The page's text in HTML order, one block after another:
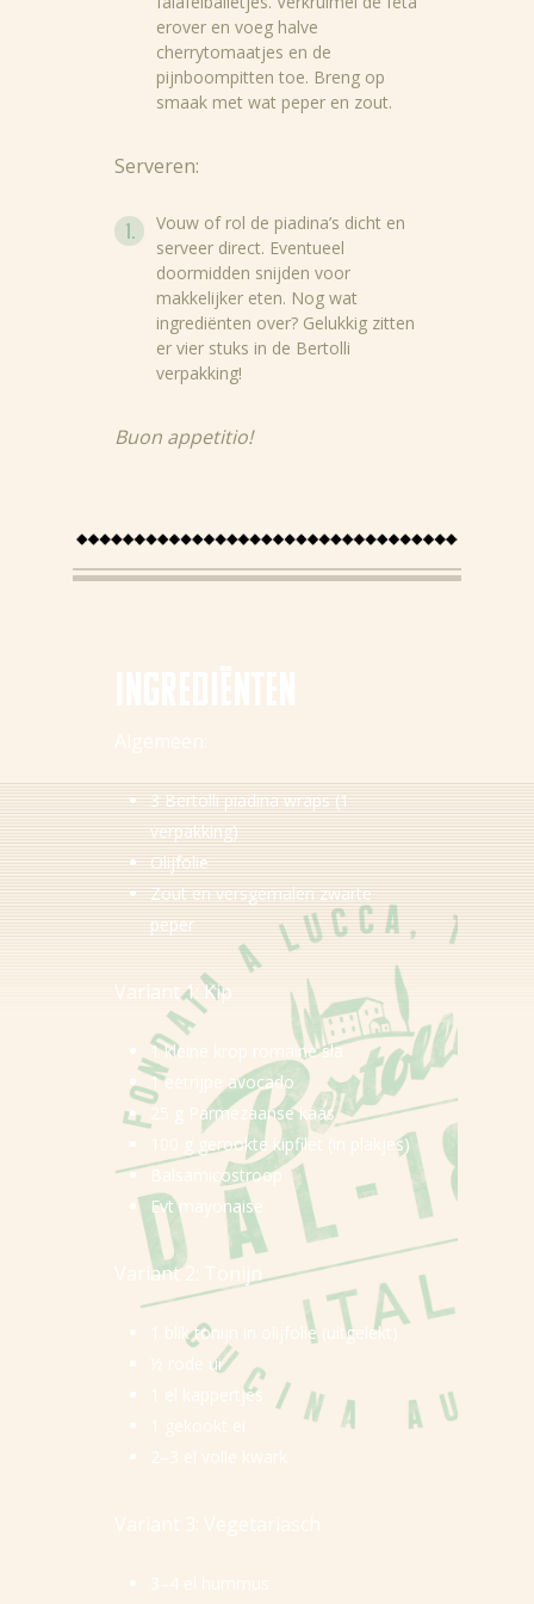
erover en voeg halve
cherrytomaatjes en de
pijnboompitten toe. Breng op
smaak met wat peper en zout.
Serveren:
Vouw of rol de piadina’s dicht en
serveer direct. Eventueel
doormidden snijden voor
makkelijker eten. Nog wat
ingrediënten over? Gelukkig zitten
er vier stuks in de Bertolli
verpakking!
Buon appetitio!
Ingrediënten
Algemeen:
3 Bertolli piadina wraps (1
verpakking)
Olijfolie
Zout en versgemalen zwarte
peper
Variant 1: Kip
1 kleine krop romaine sla
1 eetrijpe avocado
25 g Parmezaanse kaas
100 g gerookte kipfilet (in plakjes)
Balsamicostroop
Evt mayonaise
Variant 2: Tonijn
1 blik tonijn in olijfolie (uitgelekt)
½ rode ui
1 el kappertjes
1 gekookt ei
2–3 el volle kwark
Variant 3: Vegetariasch
3–4 el hummus
Nieuws
Recepten
Producten
Home